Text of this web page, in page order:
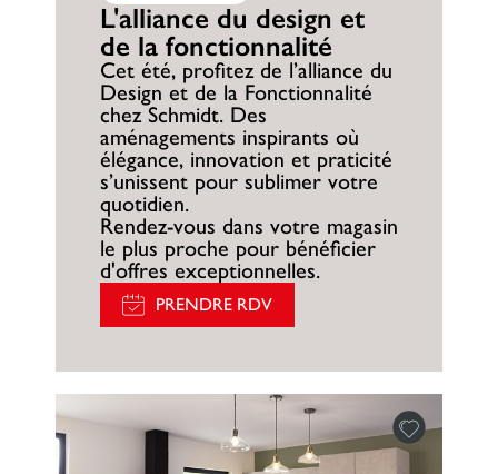
L'alliance du design et
de la fonctionnalité
Cet été, profitez de l’alliance du
Design et de la Fonctionnalité
chez Schmidt. Des
aménagements inspirants où
élégance, innovation et praticité
s’unissent pour sublimer votre
quotidien.
Rendez-vous dans votre magasin
le plus proche pour bénéficier
d'offres exceptionnelles.
PRENDRE RDV